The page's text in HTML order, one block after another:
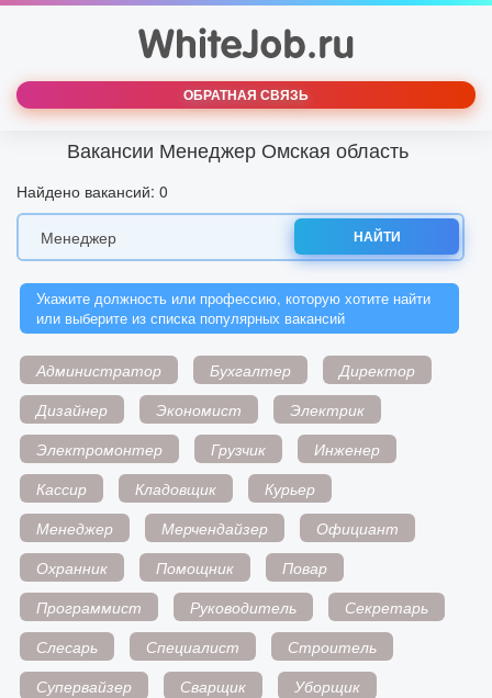
ОБРАТНАЯ СВЯЗЬ
Вакансии Менеджер Омская область
Найдено вакансий: 0
НАЙТИ
Укажите должность или профессию, которую хотите найти
или выберите из списка популярных вакансий
Администратор Бухгалтер
Директор
Дизайнер
Экономист
Электрик
Электромонтер
Грузчик
Инженер
Кассир
Кладовщик
Курьер
Менеджер
Мерчендайзер
Официант
Охранник
Помощник
Повар
Программист
Руководитель
Секретарь
Слесарь
Специалист
Строитель
Супервайзер
Сварщик
Уборщик